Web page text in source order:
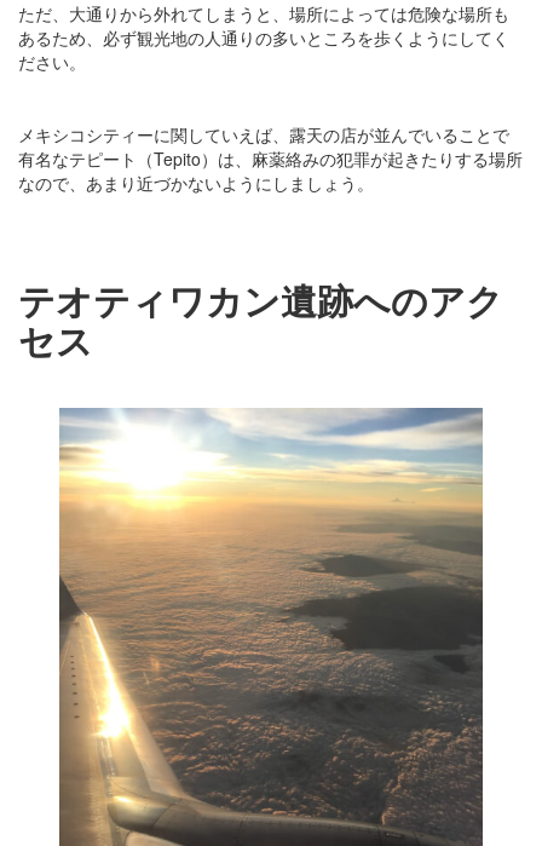
ただ、大通りから外れてしまうと、場所によっては危険な場所も
あるため、必ず観光地の人通りの多いところを歩くようにしてく
ださい。
メキシコシティーに関していえば、露天の店が並んでいることで
有名なテピート（Tepito）は、麻薬絡みの犯罪が起きたりする場所
なので、あまり近づかないようにしましょう。
テオティワカン遺跡へのアク
セス